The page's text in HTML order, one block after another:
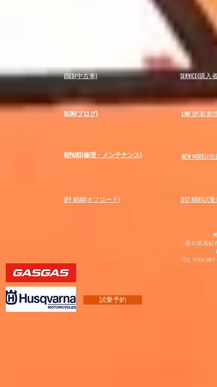
USED(中古車) SERVICE(購
BLOG(ブログ) LINE UP(新車
REPAIRS(修理・メンテナンス) NEW MODEL(先
OFF ROAD(オフロード) ​TEST RIDE(試
試乗予約
香川県高松
TEL /FAX